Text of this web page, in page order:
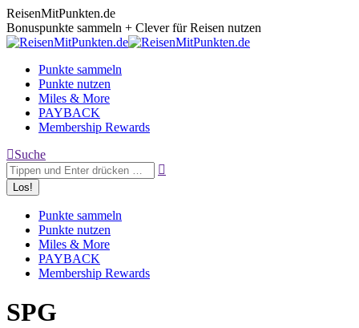
Zum
Inhalt
springen
ReisenMitPunkten.de
Bonuspunkte sammeln + Clever für Reisen nutzen
Punkte sammeln
Punkte nutzen
Miles & More
PAYBACK
Membership Rewards
Search:
Suche
Punkte sammeln
Punkte nutzen
Miles & More
PAYBACK
Membership Rewards
SPG